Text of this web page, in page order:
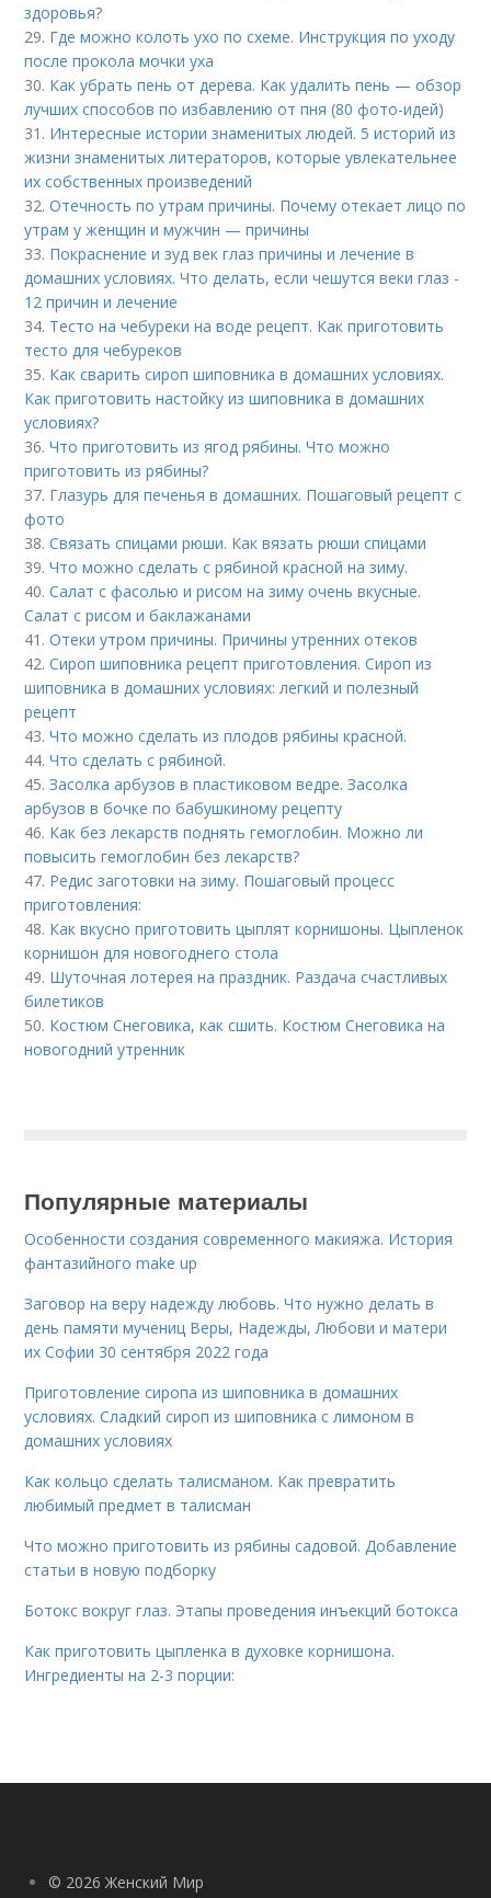
здоровья?
29. Где можно колоть ухо по схеме. Инструкция по уходу
после прокола мочки уха
30. Как убрать пень от дерева. Как удалить пень — обзор
лучших способов по избавлению от пня (80 фото-идей)
31. Интересные истории знаменитых людей. 5 историй из
жизни знаменитых литераторов, которые увлекательнее
их собственных произведений
32.Отечность по утрам причины. Почему отекает лицо по
утрам у женщин и мужчин — причины
33. Покраснение и зуд век глаз причины и лечение в
домашних условиях. Что делать, если чешутся веки глаз -
12 причин и лечение
34. Тесто на чебуреки на воде рецепт. Как приготовить
тесто для чебуреков
35. Как сварить сироп шиповника в домашних условиях.
Как приготовить настойку из шиповника в домашних
условиях?
36.Что приготовить из ягод рябины. Что можно
приготовить из рябины?
37. Глазурь для печенья в домашних. Пошаговый рецепт с
фото
38.Связать спицами рюши. Как вязать рюши спицами
39.Что можно сделать с рябиной красной на зиму.
40.Салат с фасолью и рисом на зиму очень вкусные.
Салат с рисом и баклажанами
41.Отеки утром причины. Причины утренних отеков
42.Сироп шиповника рецепт приготовления. Сироп из
шиповника в домашних условиях: легкий и полезный
рецепт
43.Что можно сделать из плодов рябины красной.
44.Что сделать с рябиной.
45.Засолка арбузов в пластиковом ведре. Засолка
арбузов в бочке по бабушкиному рецепту
46. Как без лекарств поднять гемоглобин. Можно ли
повысить гемоглобин без лекарств?
47. Редис заготовки на зиму. Пошаговый процесс
приготовления:
48. Как вкусно приготовить цыплят корнишоны. Цыпленок
корнишон для новогоднего стола
49. Шуточная лотерея на праздник. Раздача счастливых
билетиков
50. Костюм Снеговика, как сшить. Костюм Снеговика на
новогодний утренник
Популярные материалы
Особенности создания современного макияжа. История
фантазийного make up
Заговор на веру надежду любовь. Что нужно делать в
день памяти мучениц Веры, Надежды, Любови и матери
их Софии 30 сентября 2022 года
Приготовление сиропа из шиповника в домашних
условиях. Сладкий сироп из шиповника с лимоном в
домашних условиях
Как кольцо сделать талисманом. Как превратить
любимый предмет в талисман
Что можно приготовить из рябины садовой. Добавление
статьи в новую подборку
Ботокс вокруг глаз. Этапы проведения инъекций ботокса
Как приготовить цыпленка в духовке корнишона.
Ингредиенты на 2-3 порции:
© 2026 Женский Мир